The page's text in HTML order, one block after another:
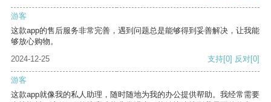
游客
这款app的售后服务非常完善，遇到问题总是能够得到妥善解决，让我能
够放心购物。
2024-12-25
支持[0] 反对[0]
游客
这款app就像我的私人助理，随时随地为我的办公提供帮助。我经常需要